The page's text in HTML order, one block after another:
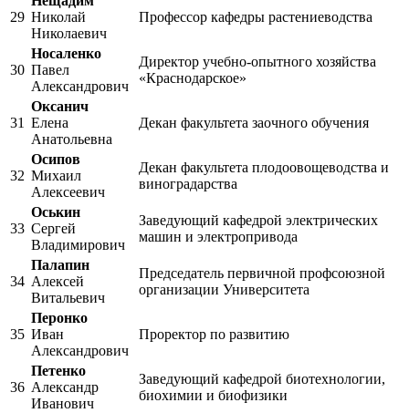
29 Николай
Николаевич
Профессор кафедры растениеводства
30
Носаленко
Павел
Александрович
Директор учебно-опытного хозяйства
«Краснодарское»
31
Оксанич
Елена
Анатольевна
Декан факультета заочного обучения
32
Осипов
Михаил
Алексеевич
Декан факультета плодоовощеводства и
виноградарства
33
Оськин
Сергей
Владимирович
Заведующий кафедрой электрических
машин и электропривода
34
Палапин
Алексей
Витальевич
Председатель первичной профсоюзной
организации Университета
35
Перонко
Иван
Александрович
Проректор по развитию
36
Петенко
Александр
Иванович
Заведующий кафедрой биотехнологии,
биохимии и биофизики